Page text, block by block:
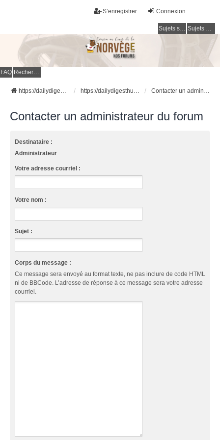
Connexion
S’enregistrer
Sujets sans réponse Sujets actifs
FAQ Rechercher
https://dailydigesthub.com https://dailydigesthub.com Contacter un administrateur du forum
Contacter un administrateur du forum
Destinataire :
Administrateur
Votre adresse courriel :
Votre nom :
Sujet :
Corps du message :
Ce message sera envoyé au format texte, ne pas inclure de code HTML
ni de BBCode. L’adresse de réponse à ce message sera votre adresse
courriel.